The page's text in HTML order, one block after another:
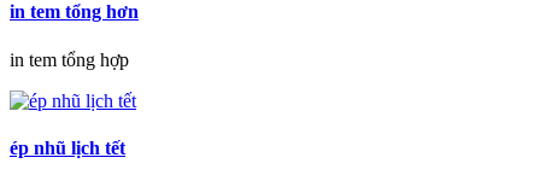
in tem tổng hơn
in tem tổng hợp
ép nhũ lịch tết